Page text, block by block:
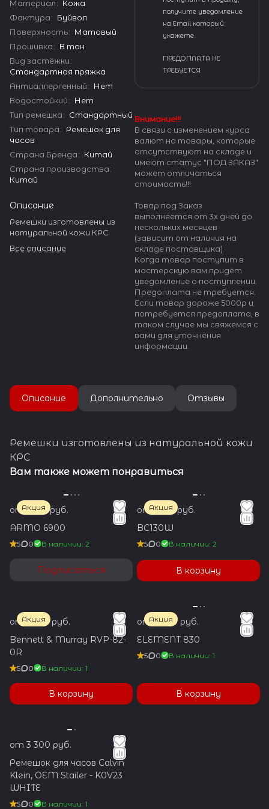
Материал: Кожа
Фактура: Буйвол
Поверхность: Матовый
Прошивка: В тон
Вид застёжки:
Стандартная пряжка
Антиаллергенный: Нет
Водостойкий: Нет
Тип ремешка: Стандартный
Тип товара: Ремешок для
часов
Страна Бренда: Китай
Страна производства:
Китай
Описание
Ремешки изготовлены из
натуральной кожи КРС
Все описание
получите уведомление
на Email который
укажете.
ПРЕДОПЛАТА НЕ
ТРЕБУЕТСЯ
Внимание!!!
В связи с изменением курса
валют на товары, которые
отсутствуют на складе и
имеют статус "ПОД ЗАКАЗ"
может отличаться
стоимость!!!
Товар под Заказ
выполняется от 3х дней до
нескольких месяцев
(зависит от наличия на
складе поставщика)
Когда товар поступит в
мастерскую вам придёт
уведомление о поступлении.
Предоплата не требуется.
Если товар дороже 5000р и
потребуется предоплата, в
таком случае мы свяжемся с
вами для уточнения
информации.
Описание Дополнительно Отзывы
Ремешки изготовлены из натуральной кожи
КРС
Вам также может понравиться
Акция
от 1 350 руб.
ARMO 6900
5 0 В наличии: 2
Подписаться
Акция
от 1 650 руб.
BC130W
5 0 В наличии: 2
В корзину
Акция
от 3 100 руб.
Bennett & Murray RVP-82-
0R
5 0 В наличии: 1
В корзину
Акция
от 1 800 руб.
ELEMENT 830
5 0 В наличии: 1
В корзину
от 3 300 руб.
Ремешок для часов Calvin
Klein, OEM Stailer - K0V23
WHITE
5 0 В наличии: 1